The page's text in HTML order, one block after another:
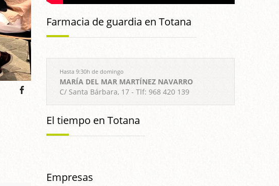
Farmacia de guardia en Totana
Hasta 9:30h de domingo
MARÍA DEL MAR MARTÍNEZ NAVARRO
C/ Santa Bárbara, 17 - Tlf: 968 420 139
El tiempo en Totana
Empresas